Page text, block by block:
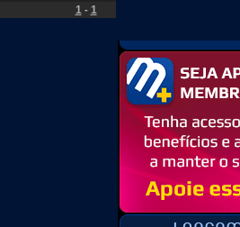
1 - 1